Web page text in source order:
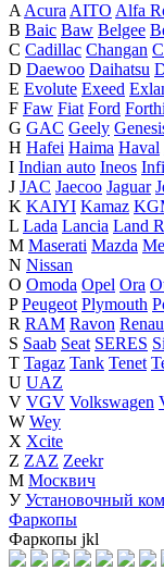
AAcuraAITO Alfa
B Baic Baw Belgee
C Cadillac Changan
D Daewoo Daihatsu
E Evolute Exeed
F Faw Fiat Ford
G GAC Geely
H Hafei Haima Haval
I Indian auto Ineos
J JAC Jaecoo Jaguar
K KAIYI Kamaz
L Lada Lancia Land
M Maserati Mazda
N Nissan
O Omoda Opel Ora
P Peugeot Plymouth
R RAM Ravon
S Saab Seat SERES
T Tagaz Tank Tenet
U UAZ
V VGV Volkswagen
W Wey
X Xcite
Z ZAZ Zeekr
М Москвич
У Установочный
Фаркопы
Фаркопы jkl